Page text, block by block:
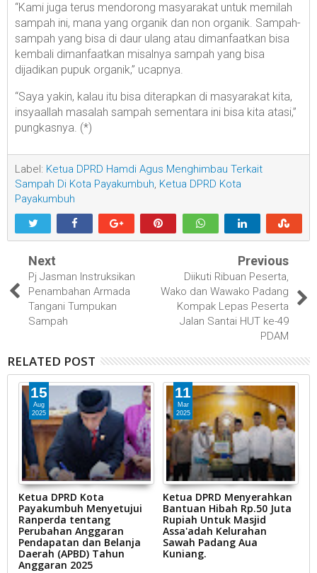
“Kami juga terus mendorong masyarakat untuk memilah
sampah ini, mana yang organik dan non organik. Sampah-
sampah yang bisa di daur ulang atau dimanfaatkan bisa
kembali dimanfaatkan misalnya sampah yang bisa
dijadikan pupuk organik,” ucapnya.
“Saya yakin, kalau itu bisa diterapkan di masyarakat kita,
insyaallah masalah sampah sementara ini bisa kita atasi,”
pungkasnya. (*)
Label: Ketua DPRD Hamdi Agus Menghimbau Terkait
Sampah Di Kota Payakumbuh, Ketua DPRD Kota
Payakumbuh
Next
Pj Jasman Instruksikan
Penambahan Armada
Tangani Tumpukan
Sampah
Previous
Diikuti Ribuan Peserta,
Wako dan Wawako Padang
Kompak Lepas Peserta
Jalan Santai HUT ke-49
PDAM
RELATED POST
15
Aug
2025
Ketua DPRD Kota
Payakumbuh Menyetujui
Ranperda tentang
Perubahan Anggaran
Pendapatan dan Belanja
Daerah (APBD) Tahun
Anggaran 2025
11
Mar
2025
Ketua DPRD Menyerahkan
Bantuan Hibah Rp.50 Juta
Rupiah Untuk Masjid
Assa'adah Kelurahan
Sawah Padang Aua
Kuniang.